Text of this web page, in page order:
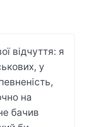
відчуття: я
у
на
бачив